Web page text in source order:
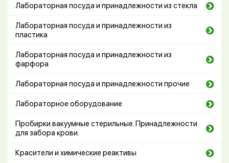
Лабораторная посуда и принадлежности из стекла
Лабораторная посуда и принадлежности из
пластика
Лабораторная посуда и принадлежности из
фарфора
Лабораторная посуда и принадлежности прочие
Лабораторное оборудование
Пробирки вакуумные стерильные. Принадлежности
для забора крови.
Красители и химические реактивы